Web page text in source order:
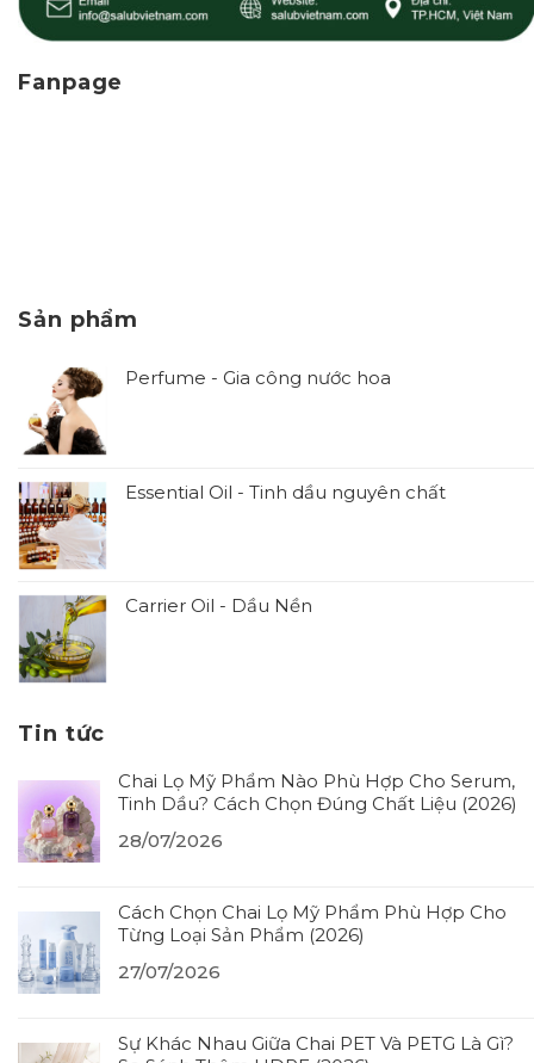
Fanpage
Sản phẩm
Perfume - Gia công nước hoa
Essential Oil - Tinh dầu nguyên chất
Carrier Oil - Dầu Nền
Tin tức
Chai Lọ Mỹ Phẩm Nào Phù Hợp Cho Serum,
Tinh Dầu? Cách Chọn Đúng Chất Liệu (2026)
28/07/2026
Cách Chọn Chai Lọ Mỹ Phẩm Phù Hợp Cho
Từng Loại Sản Phẩm (2026)
27/07/2026
Sự Khác Nhau Giữa Chai PET Và PETG Là Gì?